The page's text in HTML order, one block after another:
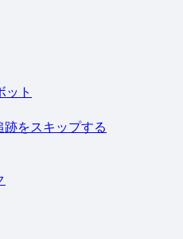
ット
をスキップする